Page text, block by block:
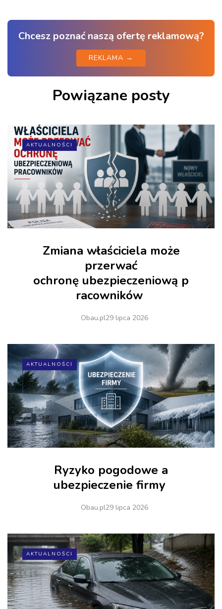
Chcesz poznać naszą ofertę reklamową?
REKLAMA →
Powiązane posty
AKTUALNOŚCI
Zmiana właściciela może
przerwać
ochronę ubezpieczeniową p
racowników
Obau.pl29 lipca 2026
AKTUALNOŚCI
Ryzyko pogodowe a
ubezpieczenie firmy
Obau.pl29 lipca 2026
AKTUALNOŚCI